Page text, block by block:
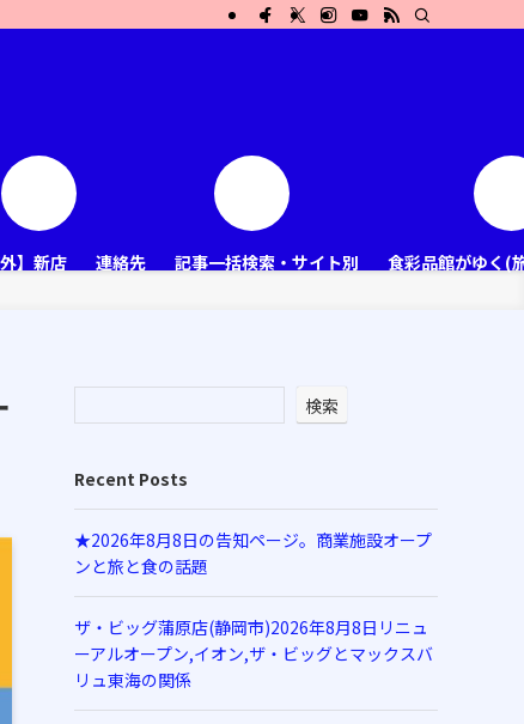
】新店 連絡先 記事一括検索・サイト別 食彩品館がゆく(
検索
Recent Posts
★2026年8月8日の告知ページ。商業施設オープ
ンと旅と食の話題
ザ・ビッグ蒲原店(静岡市)2026年8月8日リニュ
ーアルオープン,イオン,ザ・ビッグとマックスバ
リュ東海の関係